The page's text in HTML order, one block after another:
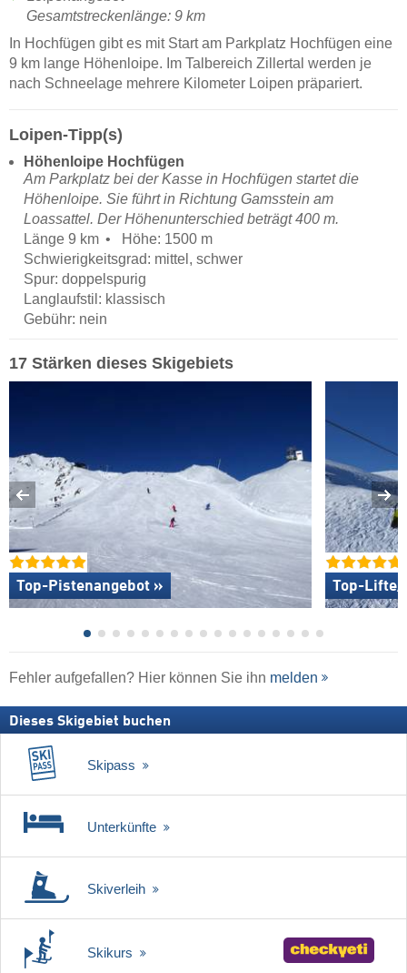
Gesamtstreckenlänge: 9 km
In Hochfügen gibt es mit Start am Parkplatz Hochfügen eine
9 km lange Höhenloipe. Im Talbereich Zillertal werden je
nach Schneelage mehrere Kilometer Loipen präpariert.
Loipen-Tipp(s)
Höhenloipe Hochfügen
Am Parkplatz bei der Kasse in Hochfügen startet die
Höhenloipe. Sie führt in Richtung Gamsstein am
Loassattel. Der Höhenunterschied beträgt 400 m.
Länge 9 km
Höhe: 1500 m
Schwierigkeitsgrad: mittel, schwer
Spur: doppelspurig
Langlaufstil: klassisch
Gebühr: nein
17 Stärken dieses Skigebiets
Top-Pistenangebot » Top-Lifte/
Fehler aufgefallen? Hier können Sie ihn melden
Dieses Skigebiet buchen
Skipass
Unterkünfte
Skiverleih
Skikurs